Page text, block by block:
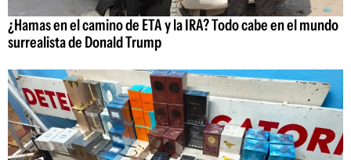
¿Hamas en el camino de ETA y la IRA? Todo cabe en el mundo
surrealista de Donald Trump